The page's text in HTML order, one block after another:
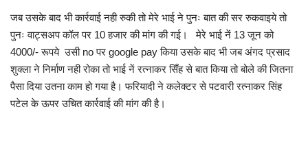
जब उसके बाद भी कार्रवाई नही रुकी तो मेरे भाई ने पुनः बात की सर रुकवाइये तो
पुनः वाट्सअप कॉल पर 10 हजार की मांग की गई। मेरे भाई नें 13 जून को
4000/- रूपये उसी no पर google pay किया उसके बाद भी जब अंगद प्रसाद
शुक्ला ने निर्माण नही रोका तो भाई नें रत्नाकर सिँह से बात किया तो बोले की जितना
पैसा दिया उतना काम हो गया है। फरियादी ने कलेक्टर से पटवारी रत्नाकर सिंह
पटेल के ऊपर उचित कार्रवाई की मांग की है।